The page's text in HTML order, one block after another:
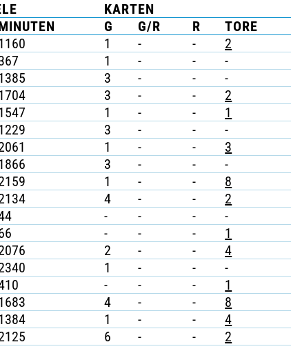
KARTEN
G G/R R
TORE
1 - -
2
1 - -
-
3 - -
-
3 - -
2
1 - -
1
3 - -
-
1 - -
3
3 - -
-
1 - -
8
4 - -
2
- - -
-
- - -
1
2 - -
4
1 - -
-
- - -
1
4 - -
8
1 - -
4
6 - - 2